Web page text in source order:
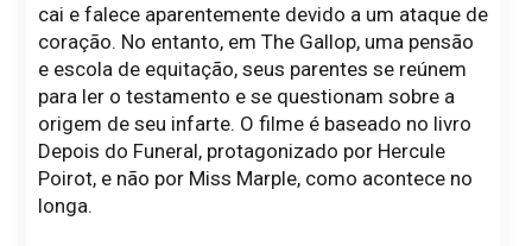
cai e falece aparentemente devido a um ataque de
coração. No entanto, em The Gallop, uma pensão
e escola de equitação, seus parentes se reúnem
para ler o testamento e se questionam sobre a
origem de seu infarte. O filme é baseado no livro
Depois do Funeral, protagonizado por Hercule
Poirot, e não por Miss Marple, como acontece no
longa.